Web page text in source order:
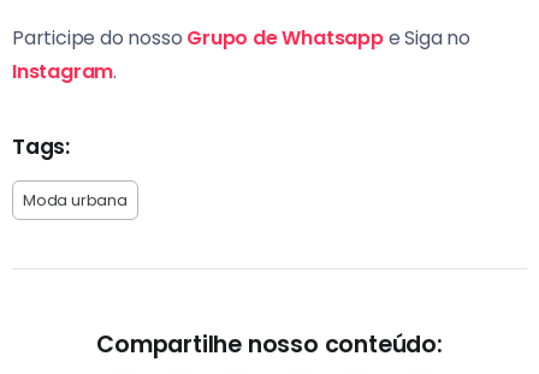
Participe do nosso Grupo de Whatsappe Siga no
Instagram.
Tags:
Moda urbana
Compartilhe nosso conteúdo: